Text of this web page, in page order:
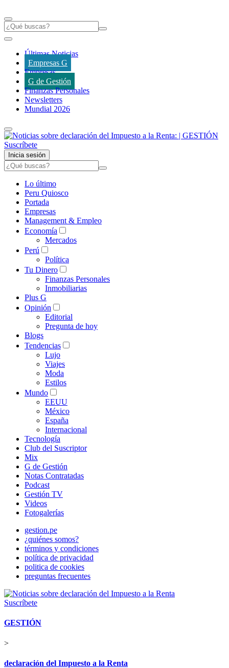
Últimas Noticias
Empresas G
Empresas
G de Gestión
Finanzas Personales
Newsletters
Mundial 2026
Suscríbete
Inicia sesión
Lo último
Peru Quiosco
Portada
Empresas
Management & Empleo
Economía
Mercados
Perú
Política
Tu Dinero
Finanzas Personales
Inmobiliarias
Plus G
Opinión
Editorial
Pregunta de hoy
Blogs
Tendencias
Lujo
Viajes
Moda
Estilos
Mundo
EEUU
México
España
Internacional
Tecnología
Club del Suscriptor
Mix
G de Gestión
Notas Contratadas
Podcast
Gestión TV
Videos
Fotogalerías
gestion.pe
¿quiénes somos?
términos y condiciones
política de privacidad
politica de cookies
preguntas frecuentes
Suscríbete
GESTIÓN
>
declaración del Impuesto a la Renta